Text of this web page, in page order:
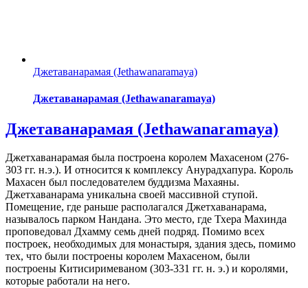
Джетаванарамая (Jethawanaramaya)
Джетаванарамая (Jethawanaramaya)
Джетаванарамая (Jethawanaramaya)
Джетхаванарамая была построена королем Махасеном (276-
303 гг. н.э.). И относится к комплексу Анурадхапура. Король
Махасен был последователем буддизма Махаяны.
Джетхаванарама уникальна своей массивной ступой.
Помещение, где раньше располагался Джетхаванарама,
называлось парком Нандана. Это место, где Тхера Махинда
проповедовал Дхамму семь дней подряд. Помимо всех
построек, необходимых для монастыря, здания здесь, помимо
тех, что были построены королем Махасеном, были
построены Китисиримеваном (303-331 гг. н. э.) и королями,
которые работали на него.